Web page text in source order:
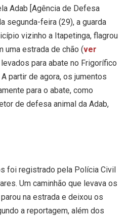
Adab [Agência de Defesa
segunda-feira (29), a guarda
vizinho a Itapetinga, flagrou
uma estrada de chão (ver
para abate no Frigorífico
partir de agora, os jumentos
para o abate, como
de defesa animal da Adab,
foi registrado pela Polícia Civil
Um caminhão que levava os
na estrada e deixou os
a reportagem, além dos